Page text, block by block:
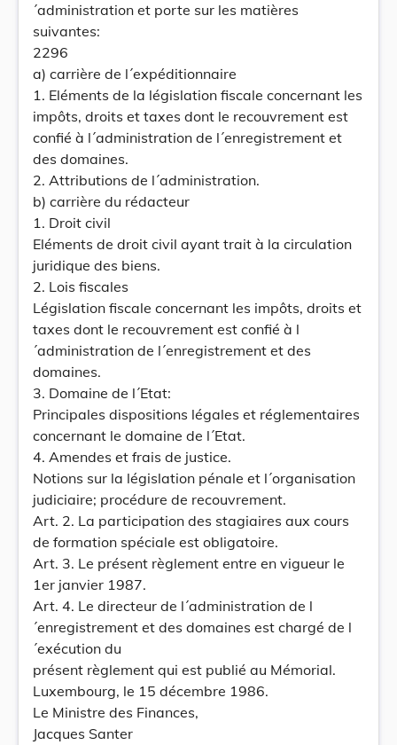
´administration et porte sur les matières
suivantes:
2296
a) carrière de l´expéditionnaire
1. Eléments de la législation fiscale concernant les
impôts, droits et taxes dont le recouvrement est
confié à l´administration de l´enregistrement et
des domaines.
2. Attributions de l´administration.
b) carrière du rédacteur
1. Droit civil
Eléments de droit civil ayant trait à la circulation
juridique des biens.
2. Lois fiscales
Législation fiscale concernant les impôts, droits et
taxes dont le recouvrement est confié à l
´administration de l´enregistrement et des
domaines.
3. Domaine de l´Etat:
Principales dispositions légales et réglementaires
concernant le domaine de l´Etat.
4. Amendes et frais de justice.
Notions sur la législation pénale et l´organisation
judiciaire; procédure de recouvrement.
Art. 2. La participation des stagiaires aux cours
de formation spéciale est obligatoire.
Art. 3. Le présent règlement entre en vigueur le
1er janvier 1987.
Art. 4. Le directeur de l´administration de l
´enregistrement et des domaines est chargé de l
´exécution du
présent règlement qui est publié au Mémorial.
Luxembourg, le 15 décembre 1986.
Le Ministre des Finances,
Jacques Santer